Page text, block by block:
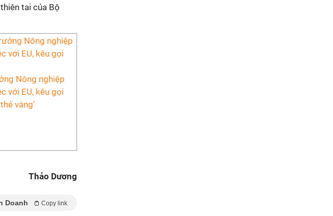
tai của Bộ
Nông nghiệp
với EU, kêu gọi
vàng'
Thảo Dương
Doanh Copy link